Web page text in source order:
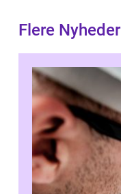
Flere Nyheder